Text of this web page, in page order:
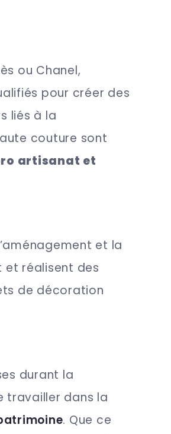
ou Chanel,
pour créer des
liés à la
couture sont
artisanat et
et la
et réalisent des
de décoration
durant la
travailler dans la
. Que ce